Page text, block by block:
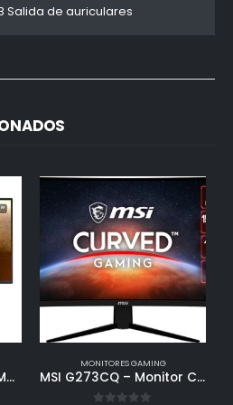
Salida de auriculares
Asus VG258QM TUF – Monitor Gaming de 24.5″ Full HD (1920×1080, 280 Hz, 0.5 ms, ELMB, G-SYNC, HDR 400) Gris
MONITORES GAMING
MSI G273CQ – Monitor Curvo Gaming de 27″ WQHD (2560 x 1440) Panel VA, 170Hz / 1ms, AMD FreeSync Premium, HDR Ready, Curvatura 1500R, Color Negro